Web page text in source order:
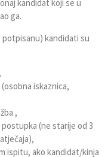
kandidat koji se u
ga.
potpisanu) kandidati su
iskaznica,
,
(ne starije od 3
ispitu, ako kandidat/kinja